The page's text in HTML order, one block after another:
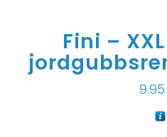
Fini –
9.95